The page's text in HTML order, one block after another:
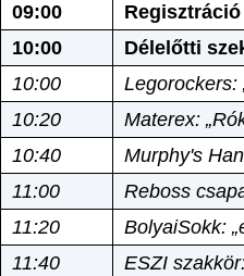
09:00
Regisztráció
10:00
Délelőtti
10:00
Legorockers:
10:20
Materex:
10:40
Murphy's
11:00
Reboss
11:20
BolyaiSokk:
11:40
ESZI